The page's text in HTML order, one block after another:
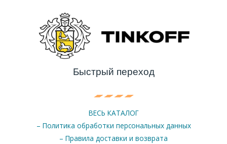
Быстрый переход
ВЕСЬ КАТАЛОГ
– Политика обработки персональных данных
– Правила доставки и возврата